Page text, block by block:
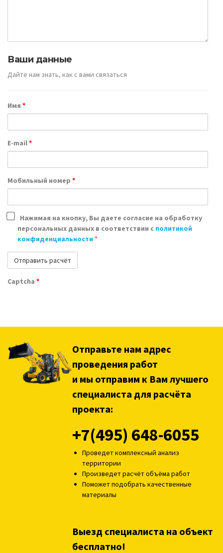
Ваши данные
Дайте нам знать, как с вами связаться
Имя *
E-mail*
Мобильный номер *
Нажимая на кнопку, Вы даете согласие на обработку
персональных данных в соответствии с политикой
конфиденциальности *
Captcha *
Отправьте нам адрес
проведения работ
и мы отправим к Вам лучшего
специалиста для расчёта
проекта:
+7(495) 648-6055
Проведет комплексный анализ
территории
Произведет расчёт объёма работ
Поможет подобрать качественные
материалы
Выезд специалиста на объект
бесплатно!